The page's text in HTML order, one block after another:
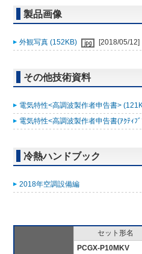
製品画像
外観写真 (152KB) [2018/05/12]
その他技術資料
電気特性<高調波製作者申告書>
電気特性<高調波製作者申告書(ｱｸﾃｨﾌ
冷熱ハンドブック
2018年空調設備編
セット形名
PCGX-P10MKV